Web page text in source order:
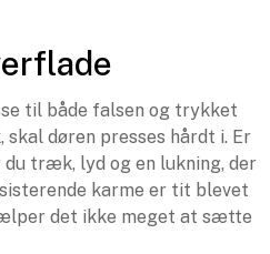
til både falsen og trykket
døren presses hårdt i. Er
træk, lyd og en lukning, der
karme er tit blevet
det ikke meget at sætte